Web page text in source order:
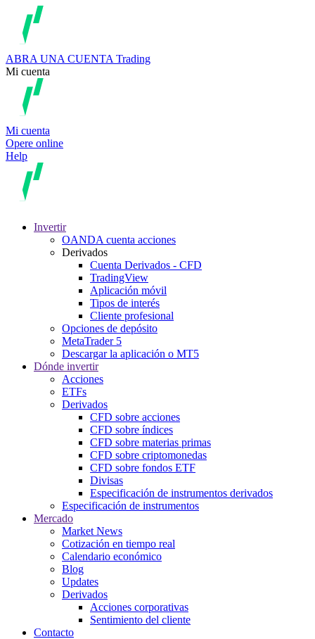
ABRA UNA CUENTA Trading
Mi cuenta
Mi cuenta
Opere online
Help
Invertir
OANDA cuenta acciones
Derivados
Cuenta Derivados - CFD
TradingView
Aplicación móvil
Tipos de interés
Cliente profesional
Opciones de depósito
MetaTrader 5
Descargar la aplicación o MT5
Dónde invertir
Acciones
ETFs
Derivados
CFD sobre acciones
CFD sobre índices
CFD sobre materias primas
CFD sobre criptomonedas
CFD sobre fondos ETF
Divisas
Especificación de instrumentos derivados
Especificación de instrumentos
Mercado
Market News
Cotización en tiempo real
Calendario económico
Blog
Updates
Derivados
Acciones corporativas
Sentimiento del cliente
Contacto